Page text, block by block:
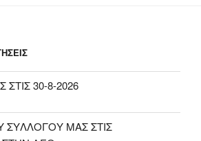
30-8-2026
ΜΑΣ ΣΤΙΣ